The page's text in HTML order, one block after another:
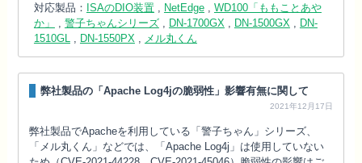
対応製品： ISAのDIO装置, NetEdge, WD100「ももことあや
か」
, 警子ちゃんシリーズ, DN-1700GX, DN-1500GX, DN-
1510GL, DN-1550PX, メル丸くん
弊社製品の「Apache Log4jの脆弱性」影響有無に関して
2021年12月17日
弊社製品でApacheを利用している「警子ちゃん」シリーズ、
「メル丸くん」などでは、「Apache Log4j」は使用していない